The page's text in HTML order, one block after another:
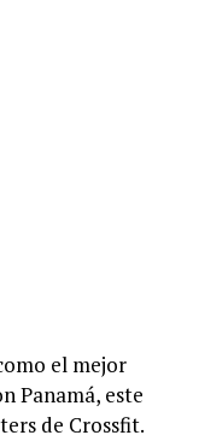
el mejor
Panamá, este
de Crossfit.